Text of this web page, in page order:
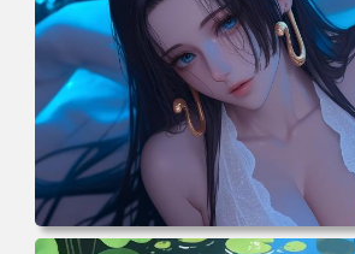
电脑壁纸 二次元角色 动漫角色 女帝 波